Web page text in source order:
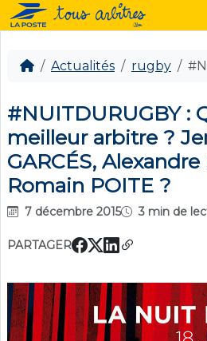
Actualités rugby
#NUITDURUGBY :
meilleur arbitre ?
GARCÉS,
Romain POITE ?
7 décembre 2015 3 min de
PARTAGER